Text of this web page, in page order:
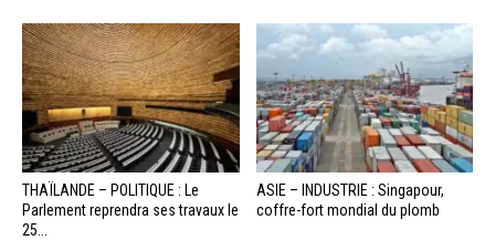
THAÏLANDE – POLITIQUE : Le
Parlement reprendra ses travaux le
25...
ASIE – INDUSTRIE : Singapour,
coffre-fort mondial du plomb